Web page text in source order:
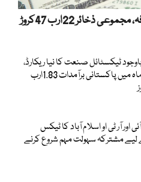
ملکی زرمبادلہ ذخائر میں اضافہ، مجموعی ذخائر 22ارب 47کروڑ
ٹیکسٹائل صنعت کا نیا ریکارڈ،
صرف ایک ماہ میں پاکستانی برآمدات 1.83ارب
اور آر ٹی او اسلام آباد کا ٹیکس
لیے مشترکہ سہولت مہم شروع کرنے